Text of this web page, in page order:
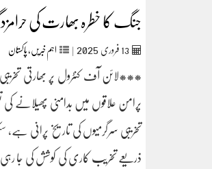
جنگ کا خطرہ بھارت کی
13فروری‬‮ | اہم خبریں,پاکستان
***لائن آف کنٹرول پر بھارتی
پرامن علاقوں میں بدامنی پھیلانے
تخریبی سرگرمیوں کی تاریخ پرانی